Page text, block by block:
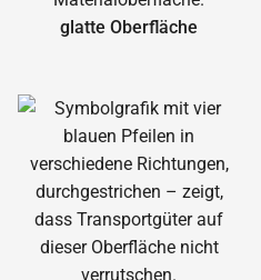
glatte Oberfläche